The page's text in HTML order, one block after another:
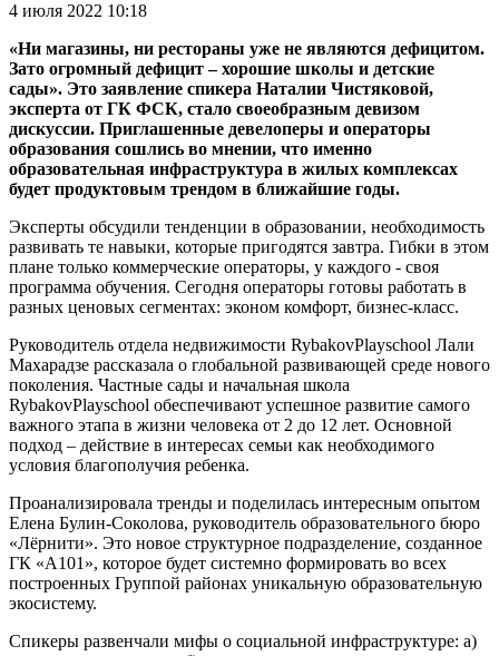
4 июля 2022 10:18
«Ни магазины, ни рестораны уже не являются дефицитом.
Зато огромный дефицит – хорошие школы и детские
сады». Это заявление спикера Наталии Чистяковой,
эксперта от ГК ФСК, стало своеобразным девизом
дискуссии. Приглашенные девелоперы и операторы
образования сошлись во мнении, что именно
образовательная инфраструктура в жилых комплексах
будет продуктовым трендом в ближайшие годы.
Эксперты обсудили тенденции в образовании, необходимость
развивать те навыки, которые пригодятся завтра. Гибки в этом
плане только коммерческие операторы, у каждого - своя
программа обучения. Сегодня операторы готовы работать в
разных ценовых сегментах: эконом комфорт, бизнес-класс.
Руководитель отдела недвижимости RybakovPlayschool Лали
Махарадзе рассказала о глобальной развивающей среде нового
поколения. Частные сады и начальная школа
RybakovPlayschool обеспечивают успешное развитие самого
важного этапа в жизни человека от 2 до 12 лет. Основной
подход – действие в интересах семьи как необходимого
условия благополучия ребенка.
Проанализировала тренды и поделилась интересным опытом
Елена Булин-Соколова, руководитель образовательного бюро
«Лёрнити». Это новое структурное подразделение, созданное
ГК «А101», которое будет системно формировать во всех
построенных Группой районах уникальную образовательную
экосистему.
Спикеры развенчали мифы о социальной инфраструктуре: а)